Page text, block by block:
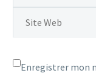
Enregistrer mon